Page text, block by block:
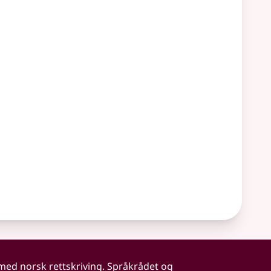
norsk rettskriving. Språkrådet og